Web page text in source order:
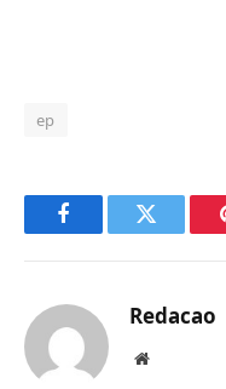
ep
FacebookTwitter
Redacao
Website